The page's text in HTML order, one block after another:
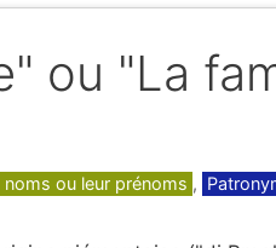
ou "La
ou leur prénoms ,